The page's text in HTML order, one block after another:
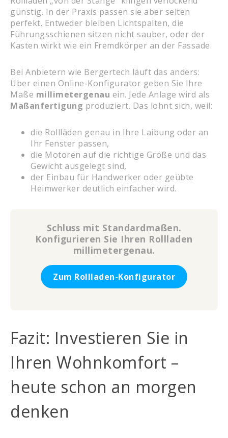
günstig. In der Praxis passen sie aber selten
perfekt. Entweder bleiben Lichtspalten, die
Führungsschienen sitzen nicht sauber, oder der
Kasten wirkt wie ein Fremdkörper an der Fassade.
Bei Anbietern wie Bergertech läuft das anders:
Über einen Online-Konfigurator geben Sie Ihre
Maße millimetergenau ein. Jede Anlage wird als
Maßanfertigung produziert. Das lohnt sich, weil:
die Rollläden genau in Ihre Laibung oder an
Ihr Fenster passen,
die Motoren auf die richtige Größe und das
Gewicht ausgelegt sind,
der Einbau für Handwerker oder geübte
Heimwerker deutlich einfacher wird.
Schluss mit Standardmaßen.
Konfigurieren Sie Ihren Rollladen
millimetergenau.
Zum Rollladen-Konfigurator
Fazit: Investieren Sie in
Ihren Wohnkomfort –
heute schon an morgen
denken